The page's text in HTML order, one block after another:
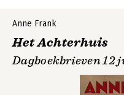
Anne Frank
Het Achterhuis
Dagboekbrieven 12